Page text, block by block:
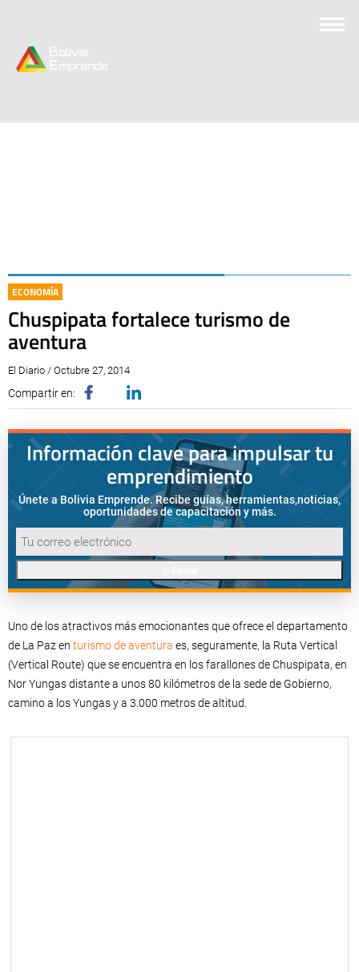
ECONOMÍA
Chuspipata fortalece turismo de
aventura
El Diario / Octubre 27, 2014
Compartir en:
Información clave para impulsar tu
emprendimiento
Únete a Bolivia Emprende. Recibe guías, herramientas,noticias,
oportunidades de capacitación y más.
Uno de los atractivos más emocionantes que ofrece el departamento
de La Paz en turismo de aventura es, seguramente, la Ruta Vertical
(Vertical Route) que se encuentra en los farallones de Chuspipata, en
Nor Yungas distante a unos 80 kilómetros de la sede de Gobierno,
camino a los Yungas y a 3.000 metros de altitud.